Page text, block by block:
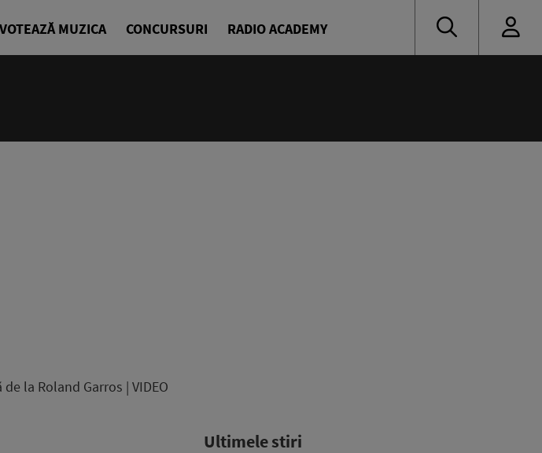
VOTEAZĂ MUZICA CONCURSURI RADIO ACADEMY
la Roland Garros | VIDEO
Ultimele stiri